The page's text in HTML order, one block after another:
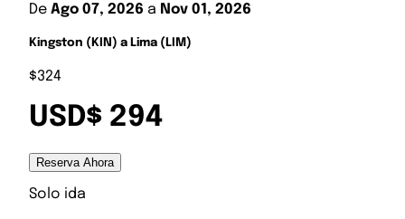
De Ago 07, 2026 a Nov 01, 2026
Kingston (KIN) a Lima (LIM)
$324
USD$ 294
Reserva Ahora
Solo ida